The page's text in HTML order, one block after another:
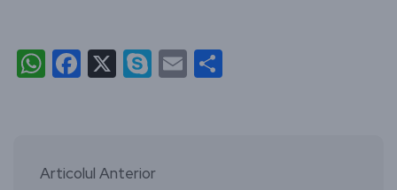
WhatsApp
Facebook
X Skype
Email
Articolul Anterior